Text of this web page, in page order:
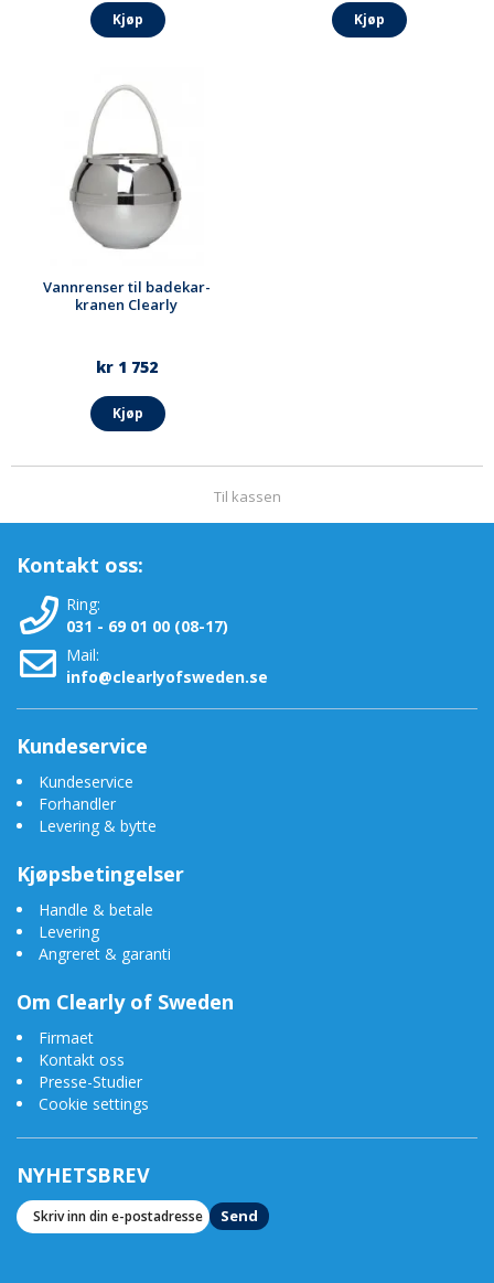
Kjøp Kjøp
Vannrenser til badekar-
kranen Clearly
kr 1 752
Kjøp
Til kassen
Kontakt oss:
Ring:
031 - 69 01 00 (08-17)
Mail:
info@clearlyofsweden.se
Kundeservice
Kundeservice
Forhandler
Levering & bytte
Kjøpsbetingelser
Handle & betale
Levering
Angreret & garanti
Om Clearly of Sweden
Firmaet
Kontakt oss
Presse-Studier
Cookie settings
NYHETSBREV
Send